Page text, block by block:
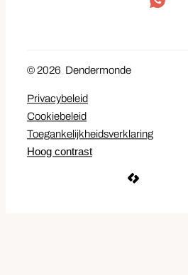
© 2026 Dendermonde
Privacybeleid
Cookiebeleid
Toegankelijkheidsverklaring
Hoog contrast